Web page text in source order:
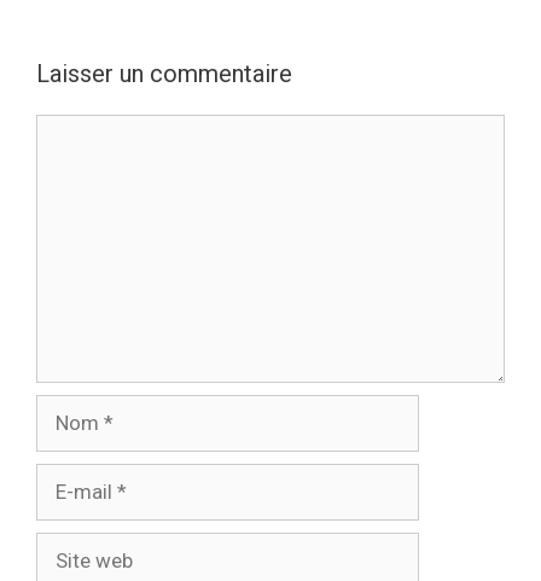
Laisser un commentaire